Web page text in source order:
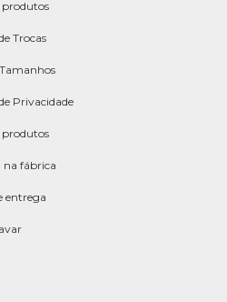
produtos
Trocas
Privacidade
produtos
na fábrica
entrega